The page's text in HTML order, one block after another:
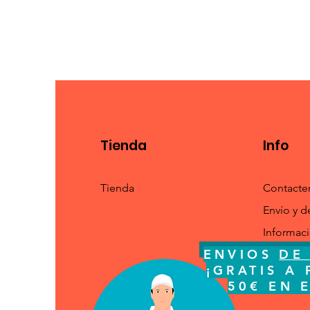
Tienda
Tienda
Info
Envío y
ENVIOSDE
ENVIOS DE
¡GRATIS A
50€ EN